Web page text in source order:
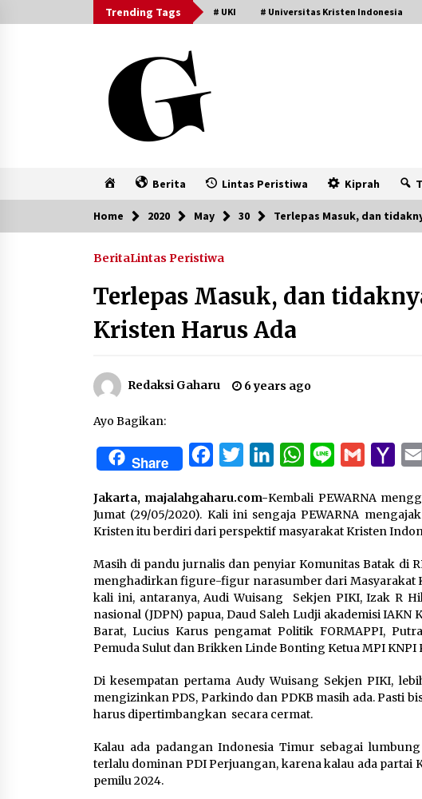
to
Trending Tags # UKI # Universitas Kristen Indonesia
Home Berita Lintas Peristiwa Kiprah
Home 2020 May 30 Terlepas Masuk, dan
BeritaLintas Peristiwa
Terlepas Masuk, dan
Kristen Harus Ada
Redaksi Gaharu 6 years ago
Ayo Bagikan:
Share FacebookTwitterLinkedInWhatsApp
Line Gmail
Jakarta, majalahgaharu.com-Kembali PEWARNA
Jumat (29/05/2020). Kali ini sengaja PEWARNA
Kristen itu berdiri dari perspektif masyarakat Kristen
Masih di pandu jurnalis dan penyiar Komunitas Batak di
menghadirkan figure-figur narasumber dari Masyarakat
kali ini, antaranya, Audi Wuisang Sekjen PIKI, Izak R
nasional (JDPN) papua, Daud Saleh Ludji akademisi
Barat, Lucius Karus pengamat Politik FORMAPPI,
Pemuda Sulut dan Brikken Linde Bonting Ketua MPI KNPI
Di kesempatan pertama Audy Wuisang Sekjen PIKI,
mengizinkan PDS, Parkindo dan PDKB masih ada. Pasti
harus dipertimbangkan secara cermat.
Kalau ada padangan Indonesia Timur sebagai
terlalu dominan PDI Perjuangan, karena kalau ada
pemilu 2024.